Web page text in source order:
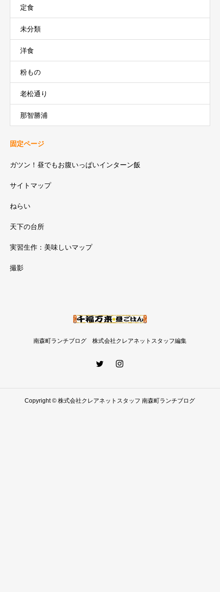
定食
未分類
洋食
粉もの
老松通り
那智勝浦
固定ページ
ガツン！昼でもお腹いっぱいインターン飯
サイトマップ
ねらい
天下の台所
実習生作：美味しいマップ
撮影
南森町ランチブログ 株式会社クレアネットスタッフ編集
Copyright © 株式会社クレアネットスタッフ 南森町ランチブログ